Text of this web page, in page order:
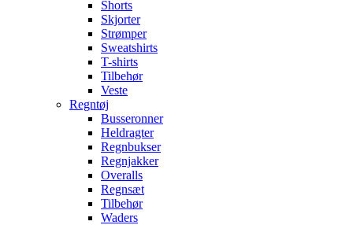
Shorts
Skjorter
Strømper
Sweatshirts
T-shirts
Tilbehør
Veste
Regntøj
Busseronner
Heldragter
Regnbukser
Regnjakker
Overalls
Regnsæt
Tilbehør
Waders